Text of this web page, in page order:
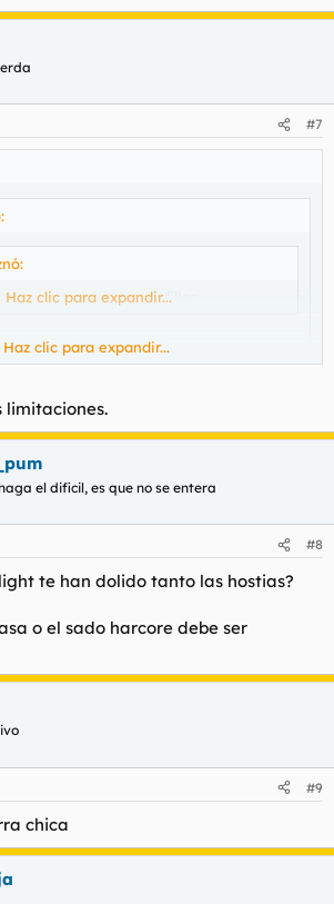
#7
destrozado los nudillos.
Haz clic para expandir...
no?
Haz clic para expandir...
veo ,donde esta el humor andaluz para
Haz clic para expandir...
limitaciones.
el dificil, es que no se entera
#8
te han dolido tanto las hostias?
o el sado harcore debe ser
#9
chica